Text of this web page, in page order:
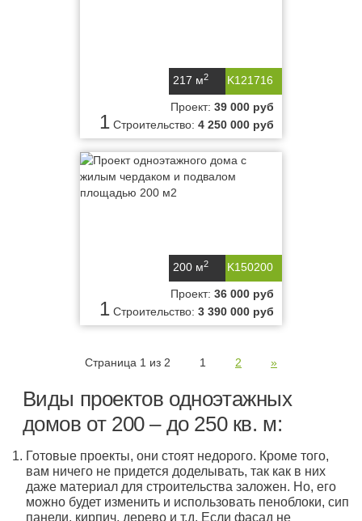
K121716
217 м2
1
Проект: 39 000 руб
Строительство: 4 250 000 руб
K150200
200 м2
1
Проект: 36 000 руб
Строительство: 3 390 000 руб
Страница 1 из 2 1 2 »
Виды проектов одноэтажных
домов от 200 – до 250 кв. м:
Готовые проекты, они стоят недорого. Кроме того,
вам ничего не придется доделывать, так как в них
даже материал для строительства заложен. Но, его
можно будет изменить и использовать пеноблоки, сип
панели, кирпич, дерево и т.д. Если фасад не